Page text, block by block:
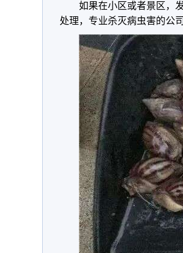
如果在小区或者景区，
处理，专业杀灭病虫害的公